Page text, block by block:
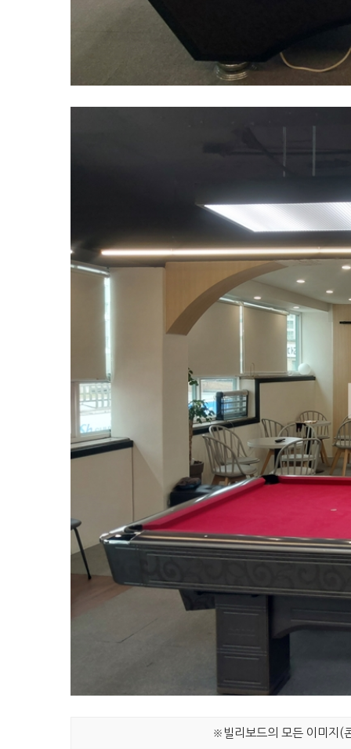
※빌리보드의 모든 이미지(